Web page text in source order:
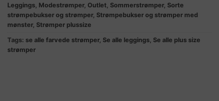
Leggings, Modestrømper, Outlet, Sommerstrømper, Sorte
strømpebukser og strømper, Strømpebukser og strømper med
mønster, Strømper plussize
Tags: se alle farvede strømper, Se alle leggings, Se alle plus size
strømper